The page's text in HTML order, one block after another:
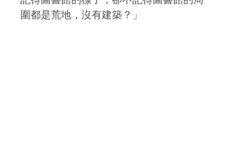
圍都是荒地，沒有建築？」